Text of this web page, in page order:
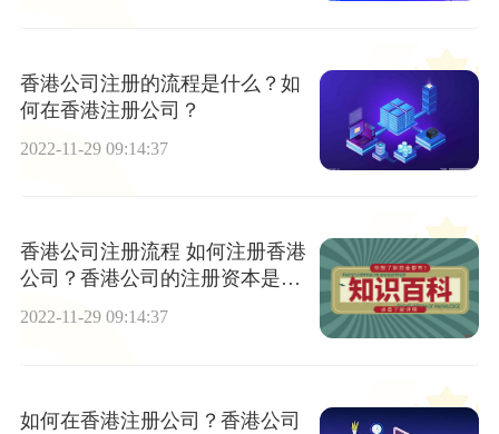
香港公司注册的流程是什么？如
何在香港注册公司？
2022-11-29 09:14:37
香港公司注册流程 如何注册香港
公司？香港公司的注册资本是什
么？
2022-11-29 09:14:37
如何在香港注册公司？香港公司